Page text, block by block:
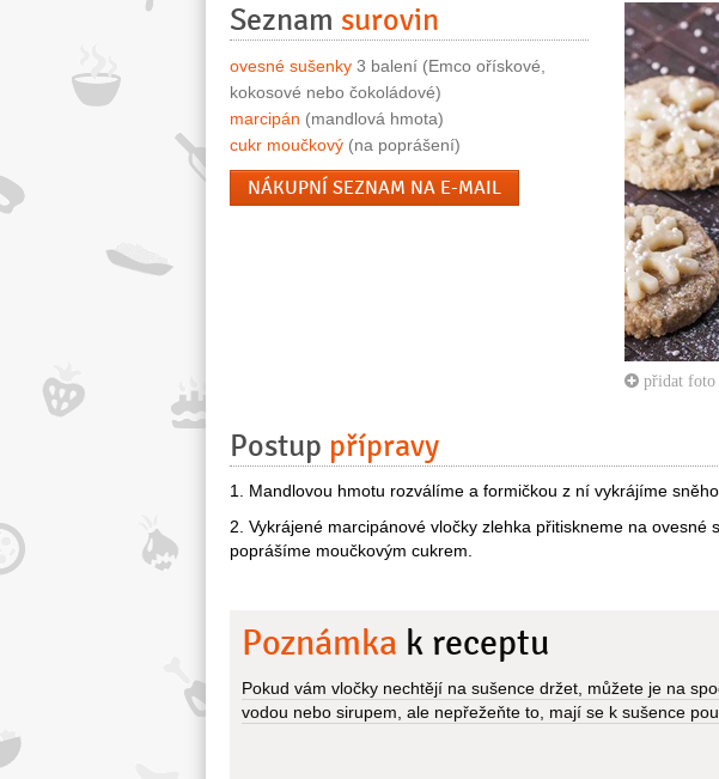
přidat foto
Seznam surovin
ovesné sušenky 3 balení (Emco ořískové,
kokosové nebo čokoládové)
marcipán (mandlová hmota)
cukr moučkový (na poprášení)
NÁKUPNÍ SEZNAM NA E-MAIL
Postup přípravy
1. Mandlovou hmotu rozválíme a formičkou z ní vykrájíme
2. Vykrájené marcipánové vločky zlehka přitiskneme na ovesné
poprášíme moučkovým cukrem.
Poznámka k receptu
Pokud vám vločky nechtějí na sušence držet, můžete je na
vodou nebo sirupem, ale nepřežeňte to, mají se k sušence